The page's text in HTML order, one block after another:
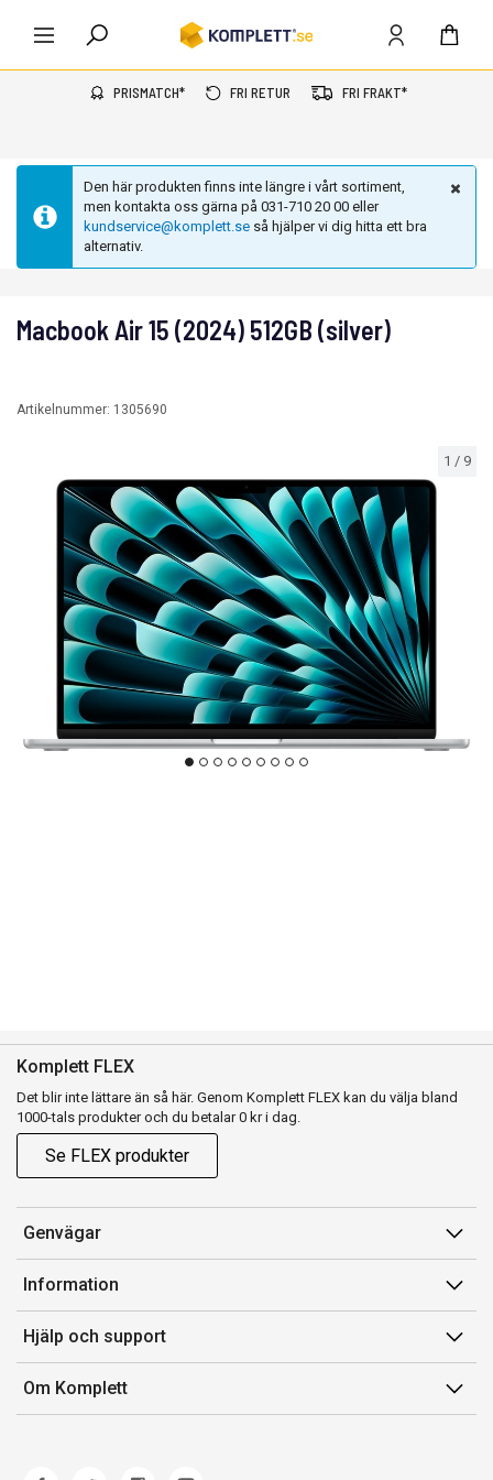
PRISMATCH* FRI RETUR FRI FRAKT*
Den här produkten finns inte längre i vårt sortiment,
men kontakta oss gärna på 031-710 20 00 eller
kundservice@komplett.se så hjälper vi dig hitta ett bra
alternativ.
1 / 9
Macbook Air 15 (2024) 512GB (silver)
Artikelnummer: 1305690
Komplett FLEX
Det blir inte lättare än så här. Genom Komplett FLEX kan du välja bland
1000-tals produkter och du betalar 0 kr i dag.
Se FLEX produkter
Genvägar
Konto
Orderhistorik
Presentkort
Komplett Club
Information
Försäljningsvillkor
Medlemsvillkor for Komplett Club
Lediga tjänster
Hjälp och support
Kontakta oss
Kundservice
Om Komplett